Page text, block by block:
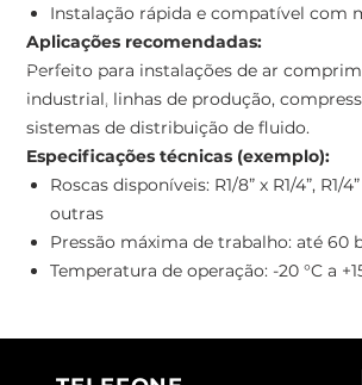
Instalação rápida e compatível com
Aplicações recomendadas:
Perfeito para instalações de ar
industrial, linhas de produção,
sistemas de distribuição de fluido.
Especificações técnicas (exemplo):
Roscas disponíveis: R1/8” x R1/4”, R1/
outras
Pressão máxima de trabalho: até 60
Temperatura de operação: -20 °C a